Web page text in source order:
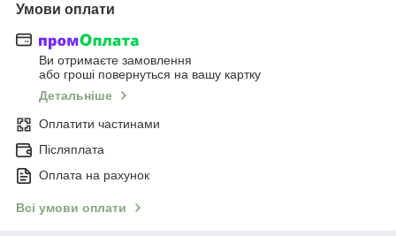
Умови оплати
Ви отримаєте замовлення
або гроші повернуться на вашу картку
Детальніше
Оплатити частинами
Післяплата
Оплата на рахунок
Всі умови оплати